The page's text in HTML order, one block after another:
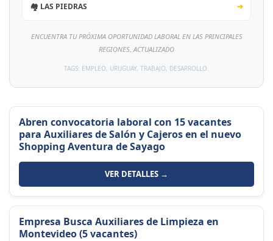
🏘️ LAS PIEDRAS ➔
ENCUENTRA TU PRÓXIMA OPORTUNIDAD LABORAL EN LAS PRINCIPALES
REGIONES. ACTUALIZADO
TAGS: EMPLEO, URUGUAY, TRABAJO, DESARROLLO.
Abren convocatoria laboral con 15 vacantes
para Auxiliares de Salón y Cajeros en el nuevo
Shopping Aventura de Sayago
VER DETALLES →
Empresa Busca Auxiliares de Limpieza en
Montevideo (5 vacantes)